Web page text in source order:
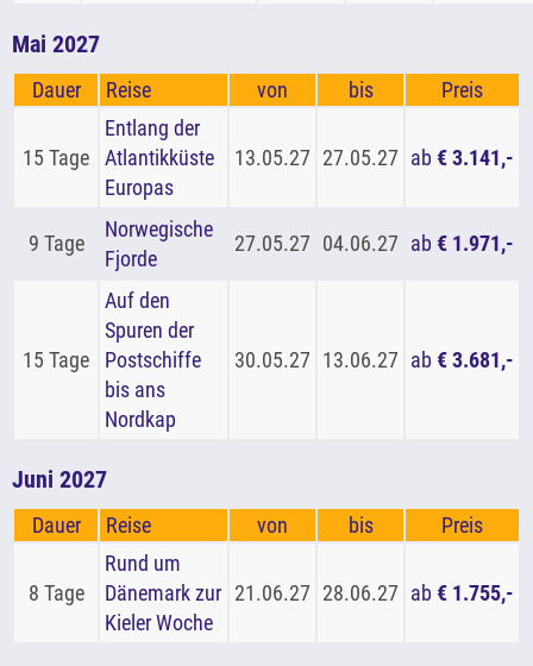
Mai 2027
Dauer Reise von bis Preis
15 Tage
Entlang der
Atlantikküste
Europas
13.05.27 27.05.27 ab € 3.141,-
9 Tage
Norwegische
Fjorde
27.05.27 04.06.27 ab € 1.971,-
15 Tage
Auf den
Spuren der
Postschiffe
bis ans
Nordkap
30.05.27 13.06.27 ab € 3.681,-
Juni 2027
Dauer Reise von bis Preis
8 Tage
Rund um
Dänemark zur
Kieler Woche
21.06.27 28.06.27 ab € 1.755,-